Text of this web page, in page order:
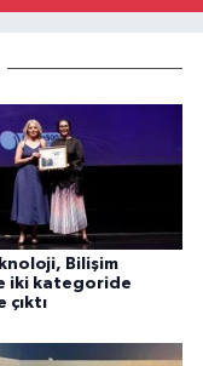
Bilişim
iki kategoride
çıktı